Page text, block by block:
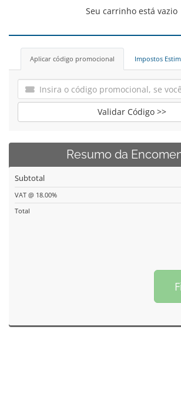
Seu carrinho está vazio
Aplicar código promocional Impostos
Validar Código >>
Resumo da
Subtotal
VAT @ 18.00%
Total